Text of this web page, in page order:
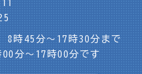
時45分～17時30分まで
分～17時00分です